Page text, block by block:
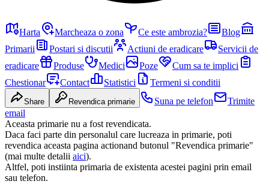
Harta Marcheaza o zona Ce este ambrozia?
Blog
Primarii
Postari si discutii Actiuni de eradicare
Servicii de
eradicare
Produse Medici Poze
Cum sa te implici
Chestionar
Contact Statistici Termeni si conditii
Share Revendica primarie Suna pe telefon
Trimite
email
Aceasta primarie nu a fost revendicata.
Daca faci parte din personalul care lucreaza in primarie, poti
revendica aceasta pagina actionand butonul "Revendica primarie"
(mai multe detalii aici).
Altfel, poti instiinta primaria de existenta acestei pagini prin email
sau telefon.